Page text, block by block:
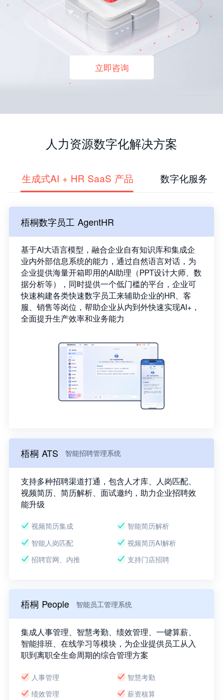
立即咨询
人力资源数字化解决方案
生成式AI + HR SaaS 产品 数字化服务
梧桐数字员工 AgentHR
基于AI大语言模型，融合企业自有知识库和集成企
业内外部信息系统的能力，通过自然语言对话，为
企业提供海量开箱即用的AI助理（PPT设计大师、数
据分析等），同时提供一个低门槛的平台，企业可
快速构建各类快速数字员工来辅助企业的HR、客
服、销售等岗位，帮助企业从内到外快速实现AI+，
全面提升生产效率和业务能力
梧桐 ATS 智能招聘管理系统
支持多种招聘渠道打通，包含人才库、人岗匹配、
视频简历、简历解析、面试邀约，助力企业招聘效
能升级
视频简历集成
智能简历解析
智能人岗匹配
视频简历AI解析
招聘官网、内推
支持门店招聘
梧桐 People 智能员工管理系统
集成人事管理、智慧考勤、绩效管理、一键算薪、
智能排班、在线学习等模块，为企业提供员工从入
职到离职全生命周期的综合管理方案
人事管理
智慧考勤
绩效管理
薪资核算